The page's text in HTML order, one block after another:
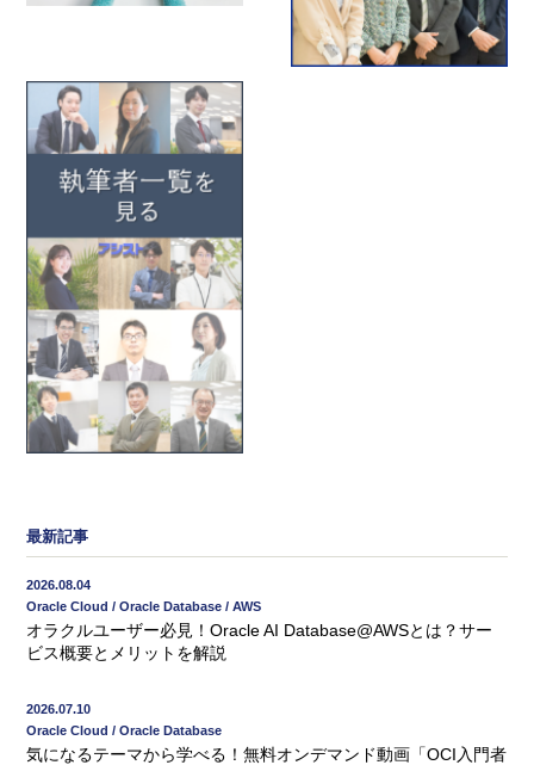
最新記事
2026.08.04
Oracle Cloud / Oracle Database / AWS
オラクルユーザー必見！Oracle AI Database@AWSとは？サー
ビス概要とメリットを解説
2026.07.10
Oracle Cloud / Oracle Database
気になるテーマから学べる！無料オンデマンド動画「OCI入門者